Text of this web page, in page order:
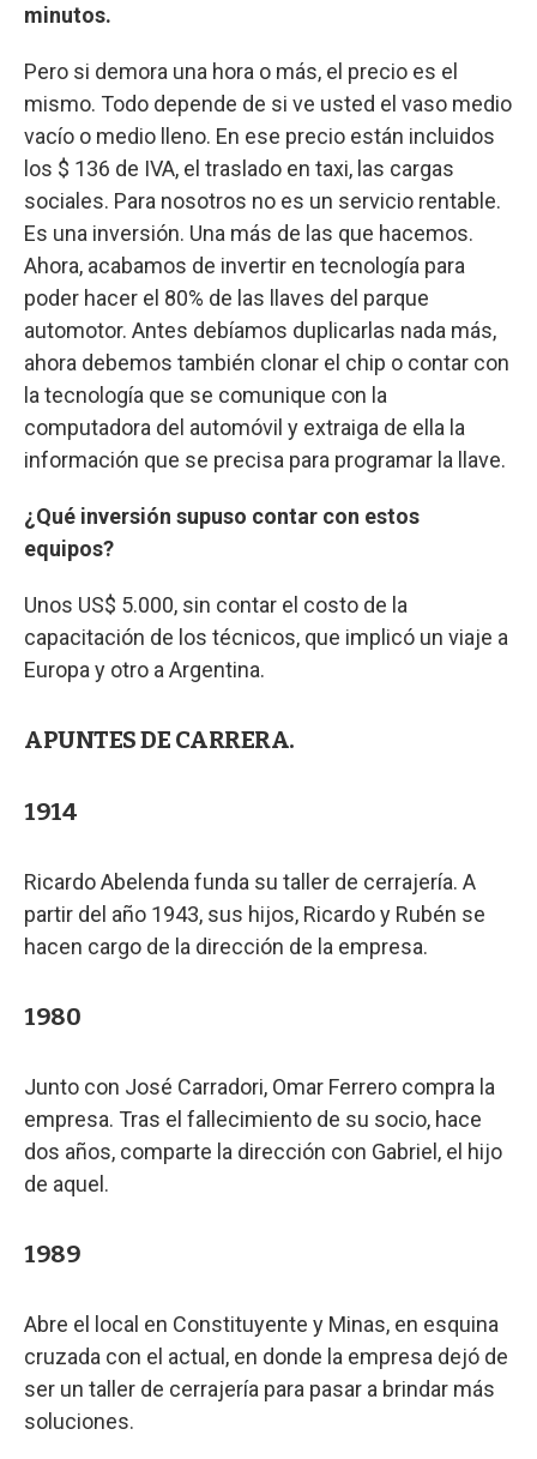
minutos.
Pero si demora una hora o más, el precio es el
mismo. Todo depende de si ve usted el vaso medio
vacío o medio lleno. En ese precio están incluidos
los $ 136 de IVA, el traslado en taxi, las cargas
sociales. Para nosotros no es un servicio rentable.
Es una inversión. Una más de las que hacemos.
Ahora, acabamos de invertir en tecnología para
poder hacer el 80% de las llaves del parque
automotor. Antes debíamos duplicarlas nada más,
ahora debemos también clonar el chip o contar con
la tecnología que se comunique con la
computadora del automóvil y extraiga de ella la
información que se precisa para programar la llave.
¿Qué inversión supuso contar con estos
equipos?
Unos US$ 5.000, sin contar el costo de la
capacitación de los técnicos, que implicó un viaje a
Europa y otro a Argentina.
APUNTES DE CARRERA.
1914
Ricardo Abelenda funda su taller de cerrajería. A
partir del año 1943, sus hijos, Ricardo y Rubén se
hacen cargo de la dirección de la empresa.
1980
Junto con José Carradori, Omar Ferrero compra la
empresa. Tras el fallecimiento de su socio, hace
dos años, comparte la dirección con Gabriel, el hijo
de aquel.
1989
Abre el local en Constituyente y Minas, en esquina
cruzada con el actual, en donde la empresa dejó de
ser un taller de cerrajería para pasar a brindar más
soluciones.